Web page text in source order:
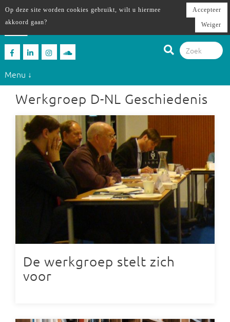
Menu ↓
Werkgroep D-NL Geschiedenis
De werkgroep stelt zich
voor
Op deze site worden cookies gebruikt, wilt u hiermee
akkoord gaan?
Accepteer
Weiger